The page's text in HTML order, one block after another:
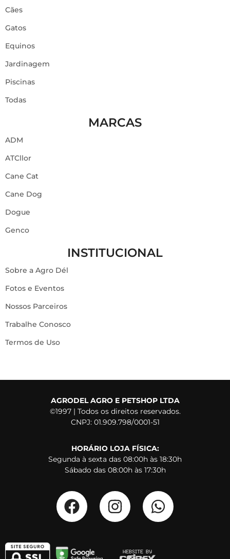
Cães
Gatos
Equinos
Jardinagem
Piscinas
Todas
MARCAS
ADM
ATCllor
Cane Cat
Cane Dog
Dogue
Genco
INSTITUCIONAL
Sobre a Agro Dél
Fotos e Eventos
Nossos Parceiros
Trabalhe Conosco
Termos de Uso
AGRODEL AGRO E PETSHOP LTDA
©1997 | Todos os direitos reservados.
CNPJ: 01.909.798/0001-51
HORÁRIO LOJA FÍSICA:
Segunda à sexta das 08:00h às 18:30h
Sábado das 08:00h às 17:30h